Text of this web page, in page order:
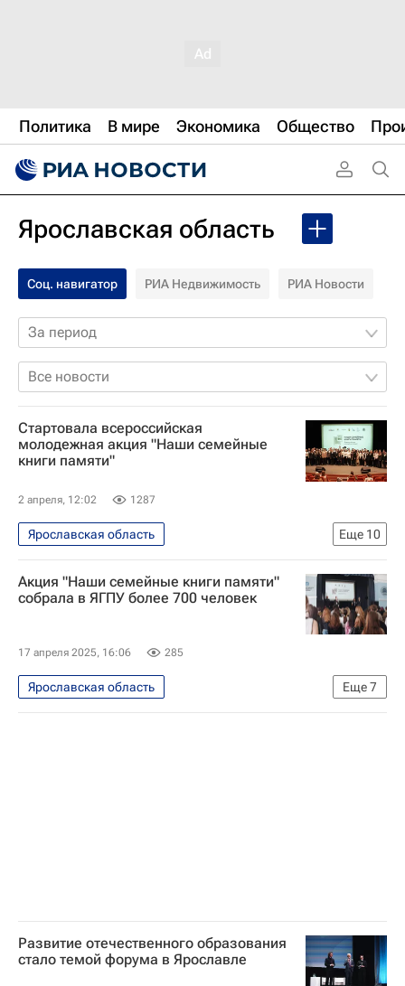
Политика В мире Экономика Общество
Ярославская область
Соц. навигатор РИА Недвижимость РИА Новости
За период
Все новости
Стартовала всероссийская
молодежная акция "Наши семейные
книги памяти"
2 апреля, 12:02 1287
Еще 10
Ярославская область
Социальный навигатор
СН_Образование
Общество
Сергей Кравцов
Музей Победы
Российское общество "Знание"
Акция "Наши семейные книги памяти"
собрала в ЯГПУ более 700 человек
17 апреля 2025, 16:06 285
Еще7
Ярославская область
Социальный навигатор
Общество
Развитие отечественного образования
стало темой форума в Ярославле